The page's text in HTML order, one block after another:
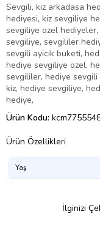
Sevgili, kiz arkadasa
hediyesi, kiz sevgiliye
sevgiliye ozel
sevgiliye, sevgililer
sevgili ayicik buketi,
hediye sevgiliye ozel,
sevgililer, hediye
kiz, hediye sevgiliye,
hediye,
Ürün Kodu:
Ürün Özellikleri
Yaş
İlginizi